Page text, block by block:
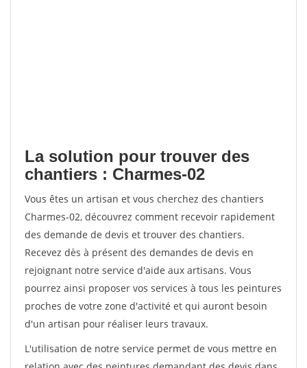
La solution pour trouver des
chantiers : Charmes-02
Vous êtes un artisan et vous cherchez des chantiers
Charmes-02, découvrez comment recevoir rapidement
des demande de devis et trouver des chantiers.
Recevez dès à présent des demandes de devis en
rejoignant notre service d'aide aux artisans. Vous
pourrez ainsi proposer vos services à tous les peintures
proches de votre zone d'activité et qui auront besoin
d'un artisan pour réaliser leurs travaux.
L'utilisation de notre service permet de vous mettre en